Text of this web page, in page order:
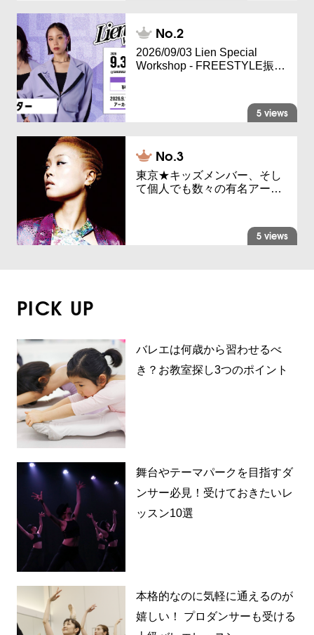
2026/09/03 Lien Special
Workshop - FREESTYLE振…
5 views
東京★キッズメンバー、そし
て個人でも数々の有名アー…
5 views
PICK UP
バレエは何歳から習わせるべ
き？お教室探し3つのポイント
舞台やテーマパークを目指すダ
ンサー必見！受けておきたいレ
ッスン10選
本格的なのに気軽に通えるのが
嬉しい！ プロダンサーも受ける